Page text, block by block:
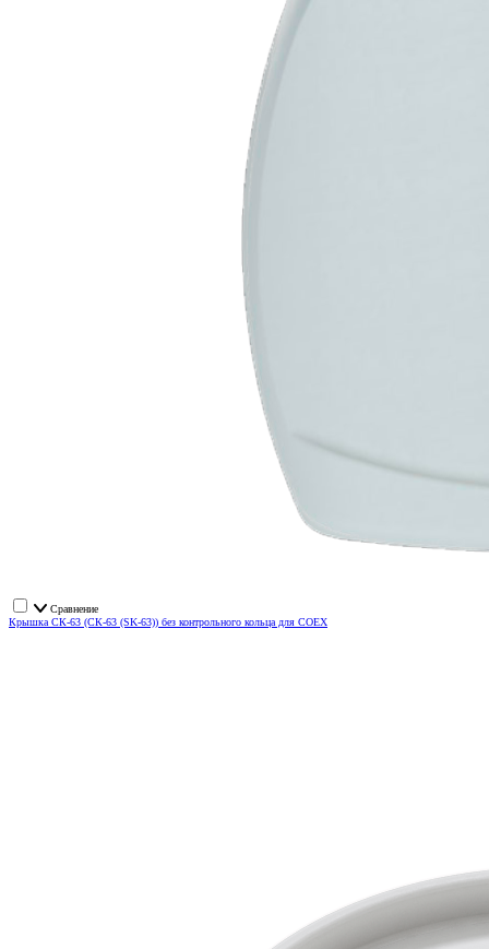
Сравнение
Крышка СК-63 (СК-63 (SK-63)) без контрольного кольца для COEX